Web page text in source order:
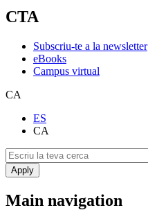
CTA
Subscriu-te a la newsletter
eBooks
Campus virtual
CA
ES
CA
Main navigation